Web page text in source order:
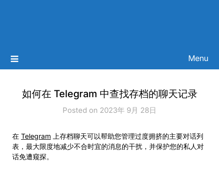
Menu
如何在 Telegram 中查找存档的聊天记录
Posted on 2023年 9月 28日
在 Telegram 上存档聊天可以帮助您管理过度拥挤的主要对话列
表，最大限度地减少不合时宜的消息的干扰，并保护您的私人对
话免遭窥探。